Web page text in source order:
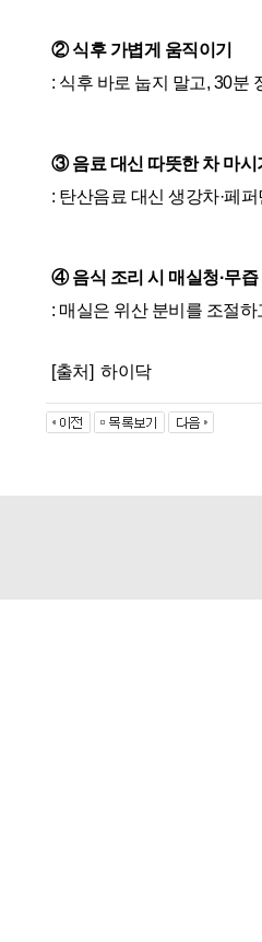
② 식후 가볍게 움직이기
: 식후 바로 눕지 말고, 30분
③ 음료 대신 따뜻한 차 마시
: 탄산음료 대신 생강차·페
④ 음식 조리 시 매실청·무즙
: 매실은 위산 분비를 조절
[출처] 하이닥